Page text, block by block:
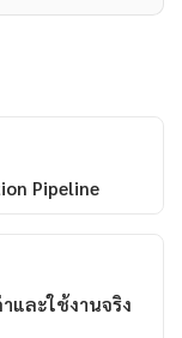
Pipeline
และใช้งานจริง